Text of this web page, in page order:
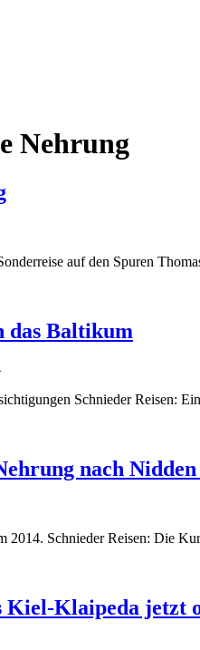
Nehrung
auf den Spuren
das Baltikum
Schnieder Reisen:
nach Nidden
2014. Schnieder Reisen: Die
Kiel-Klaipeda jetzt